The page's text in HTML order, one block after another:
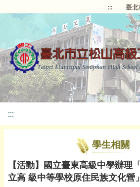
::: 臺
:::
學生相關
【活動】國立臺東高級中學辦理
立高 級中等學校原住民族文化營」